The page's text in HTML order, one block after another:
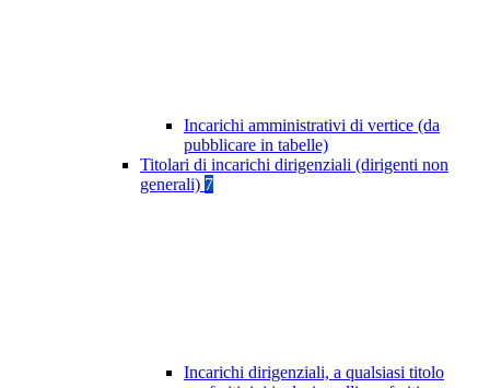
Incarichi amministrativi di vertice (da
pubblicare in tabelle)
Titolari di incarichi dirigenziali (dirigenti non
generali) 7
Incarichi dirigenziali, a qualsiasi titolo